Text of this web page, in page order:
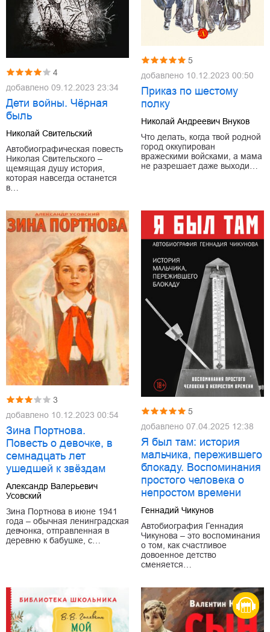
4
добавлено 09.12.2023 23:34
Дети войны. Чёрная
быль
Николай Свительский
Автобиографическая повесть
Николая Свительского –
щемящая душу история,
которая навсегда останется
в…
5
добавлено 10.12.2023 00:50
Приказ по шестому
полку
Николай Андреевич Внуков
Что делать, когда твой родной
город оккупирован
вражескими войсками, а мама
не разрешает даже выходи…
3
добавлено 10.12.2023 00:54
Зина Портнова.
Повесть о девочке, в
семнадцать лет
ушедшей к звёздам
Александр Валерьевич
Усовский
Зина Портнова в июне 1941
года – обычная ленинградская
девчонка, отправленная в
деревню к бабушке, с…
5
добавлено 07.04.2025 12:38
Я был там: история
мальчика, пережившего
блокаду. Воспоминания
простого человека о
непростом времени
Геннадий Чикунов
Автобиография Геннадия
Чикунова – это воспоминания
о том, как счастливое
довоенное детство
сменяется…